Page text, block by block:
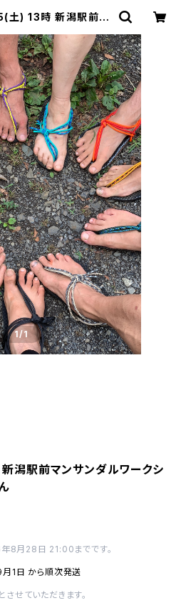
) 13時 新潟駅前マ
サンダル®︎ワークショッ
ショップ
1/1
駅前マンサンダルワークシ
8月28日 21:00までです。
1日 から順次発送
せていただきます。